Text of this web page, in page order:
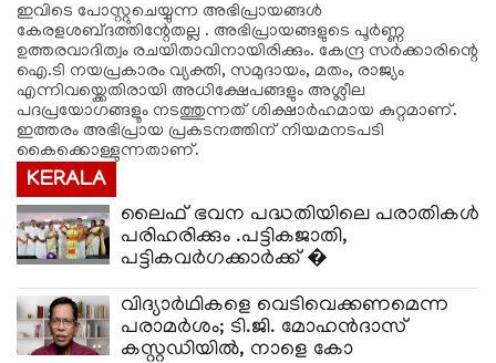
ഇവിടെ പോസ്റ്റുചെയ്യുന്ന അഭിപ്രായങ്ങള്‍
കേരളശബ്‌ദത്തിന്റേതല്ല . അഭിപ്രായങ്ങളുടെ പൂര്‍ണ്ണ
ഉത്തരവാദിത്വം രചയിതാവിനായിരിക്കും. കേന്ദ്ര സർക്കാരിന്റെ
ഐ.ടി നയപ്രകാരം വ്യക്തി, സമുദായം, മതം, രാജ്യം
എന്നിവയ്ക്കെതിരായി അധിക്ഷേപങ്ങളും അശ്ലീല
പദപ്രയോഗങ്ങളൂം നടത്തുന്നത് ശിക്ഷാര്‍ഹമായ കുറ്റമാണ്.
ഇത്തരം അഭിപ്രായ പ്രകടനത്തിന് നിയമനടപടി
കൈക്കൊള്ളുന്നതാണ്.
KERALA
ലൈഫ് ഭവന പദ്ധതിയിലെ പരാതികൾ
പരിഹരിക്കും .പട്ടികജാതി,
പട്ടികവർഗക്കാർക്ക് �
വിദ്യാർഥികളെ വെടിവെക്കണമെന്ന
പരാമർശം; ടി.ജി. മോഹൻദാസ്
കസ്റ്റഡിയിൽ, നാളെ കോ